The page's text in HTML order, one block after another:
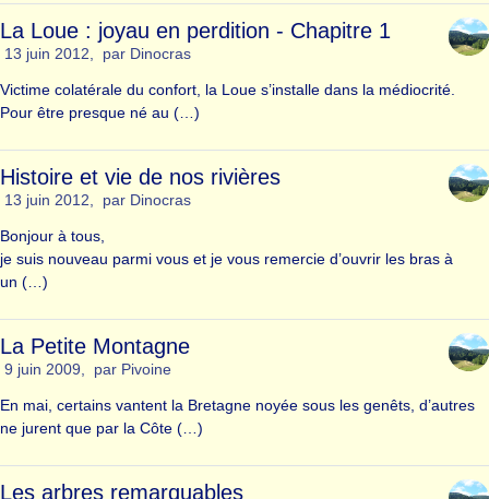
La Loue : joyau en perdition - Chapitre 1
13 juin 2012, par Dinocras
Victime colatérale du confort, la Loue s’installe dans la médiocrité.
Pour être presque né au (…)
Histoire et vie de nos rivières
13 juin 2012, par Dinocras
Bonjour à tous,
je suis nouveau parmi vous et je vous remercie d’ouvrir les bras à
un (…)
La Petite Montagne
9 juin 2009, par Pivoine
En mai, certains vantent la Bretagne noyée sous les genêts, d’autres
ne jurent que par la Côte (…)
Les arbres remarquables